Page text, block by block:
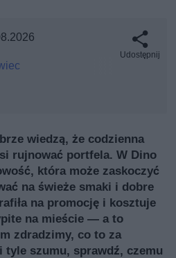
Udostępnij
wiedzą, że codzienna
rujnować portfela. W Dino
która może zaskoczyć
na świeże smaki i dobre
na promocję i kosztuje
na mieście — a to
zdradzimy, co to za
szumu, sprawdź, czemu